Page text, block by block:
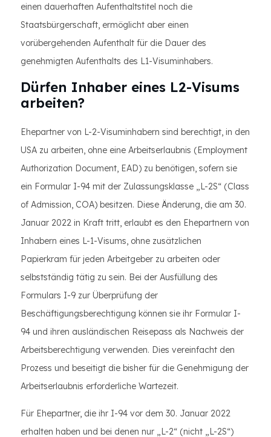
einen dauerhaften Aufenthaltstitel noch die
Staatsbürgerschaft, ermöglicht aber einen
vorübergehenden Aufenthalt für die Dauer des
genehmigten Aufenthalts des L1-Visuminhabers.
Dürfen Inhaber eines L2-Visums
arbeiten?
Ehepartner von L-2-Visuminhabern sind berechtigt, in den
USA zu arbeiten, ohne eine Arbeitserlaubnis (Employment
Authorization Document, EAD) zu benötigen, sofern sie
ein Formular I-94 mit der Zulassungsklasse „L-2S“ (Class
of Admission, COA) besitzen. Diese Änderung, die am 30.
Januar 2022 in Kraft tritt, erlaubt es den Ehepartnern von
Inhabern eines L-1-Visums, ohne zusätzlichen
Papierkram für jeden Arbeitgeber zu arbeiten oder
selbstständig tätig zu sein. Bei der Ausfüllung des
Formulars I-9 zur Überprüfung der
Beschäftigungsberechtigung können sie ihr Formular I-
94 und ihren ausländischen Reisepass als Nachweis der
Arbeitsberechtigung verwenden. Dies vereinfacht den
Prozess und beseitigt die bisher für die Genehmigung der
Arbeitserlaubnis erforderliche Wartezeit.
Für Ehepartner, die ihr I-94 vor dem 30. Januar 2022
erhalten haben und bei denen nur „L-2“ (nicht „L-2S“)